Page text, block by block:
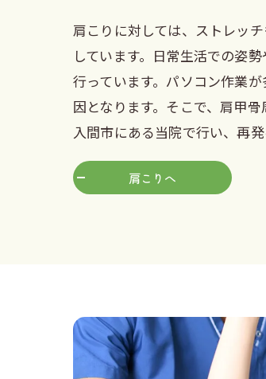
肩こりに対しては、ストレッ
しています。日常生活での姿
行っています。パソコン作業
因となります。そこで、肩甲
入間市にある当院で行い、再発
肩こりへ